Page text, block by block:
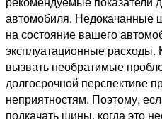
автомобиля. Недокачанные
на состояние вашего
эксплуатационные расходы.
вызвать необратимые
долгосрочной перспективе
неприятностям. Поэтому,
подкачать шины, когда это